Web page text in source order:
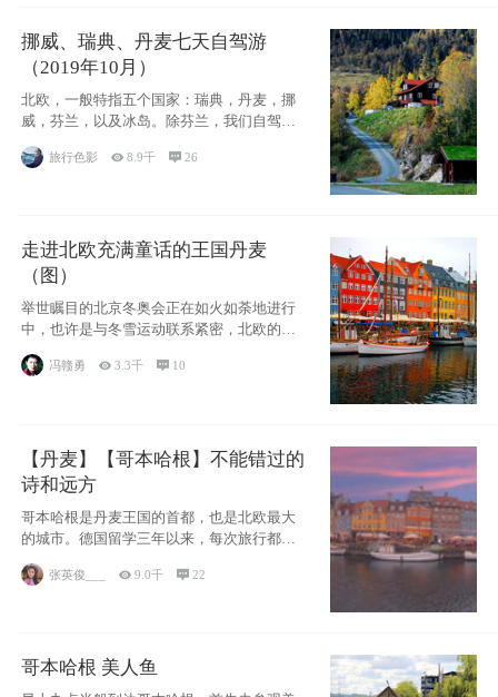
挪威、瑞典、丹麦七天自驾游
（2019年10月）
北欧，一般特指五个国家：瑞典，丹麦，挪
威，芬兰，以及冰岛。除芬兰，我们自驾游
旅行色影 8.9千 26
走进北欧充满童话的王国丹麦
（图）
举世瞩目的北京冬奥会正在如火如荼地进行
中，也许是与冬雪运动联系紧密，北欧的一
些国家因
冯赣勇 3.3千  10
【丹麦】【哥本哈根】不能错过的
诗和远方
哥本哈根是丹麦王国的首都，也是北欧最大
的城市。德国留学三年以来，每次旅行都是
张英俊___ 9.0千 22
哥本哈根 美人鱼